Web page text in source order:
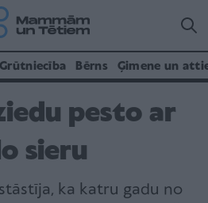
Grūtniecība Bērns Ģimene un
pesto ar
sieru
ka katru gadu no